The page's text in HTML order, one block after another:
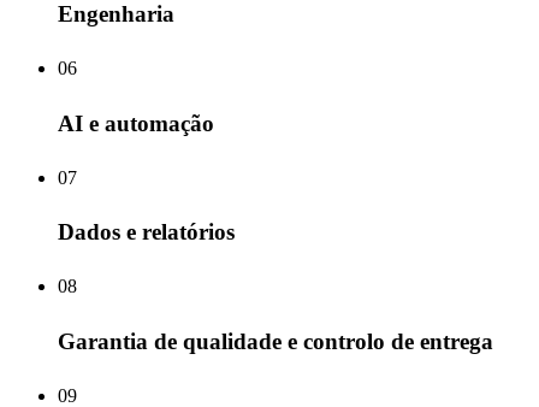
Engenharia
06
AI e automação
07
Dados e relatórios
08
Garantia de qualidade e controlo de entrega
09